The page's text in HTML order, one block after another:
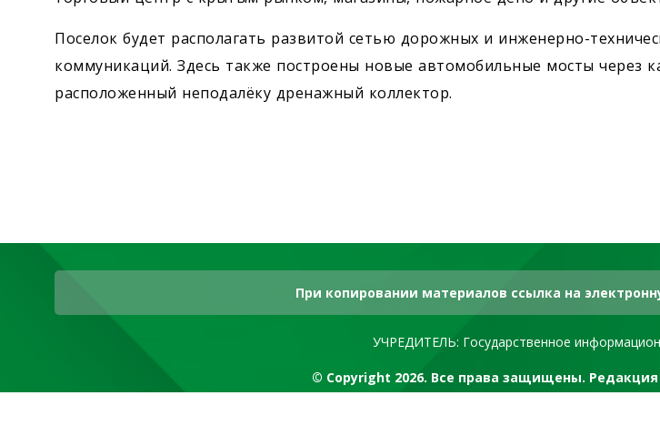
Поселок будет располагать развитой сетью дорожных и инженерно-
коммуникаций. Здесь также построены новые автомобильные мосты через
расположенный неподалёку дренажный коллектор.
При копировании материалов ссылка на
УЧРЕДИТЕЛЬ: Государственное
© Copyright 2026. Все права защищены.